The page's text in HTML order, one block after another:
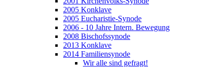
2005 Konklave
2005 Eucharistie-Synode
2006 - 10 Jahre Intern. Bewegung
2008 Bischofssynode
2013 Konklave
2014 Familiensynode
Wir alle sind gefragt!